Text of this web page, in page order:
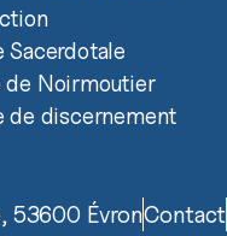
Sacerdotale
de Noirmoutier
de discernement
53600 ÉvronContact